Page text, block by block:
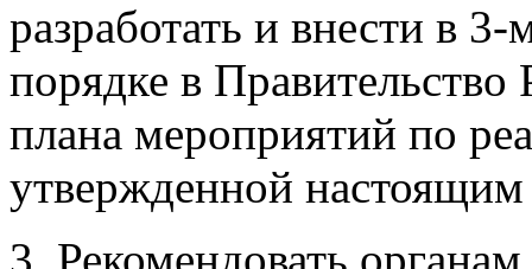
федеральными органами
разработать и внести в
порядке в
плана мероприятий по
утвержденной